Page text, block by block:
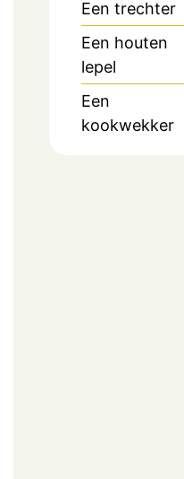
Een trechter
Een houten
lepel
Een
kookwekker